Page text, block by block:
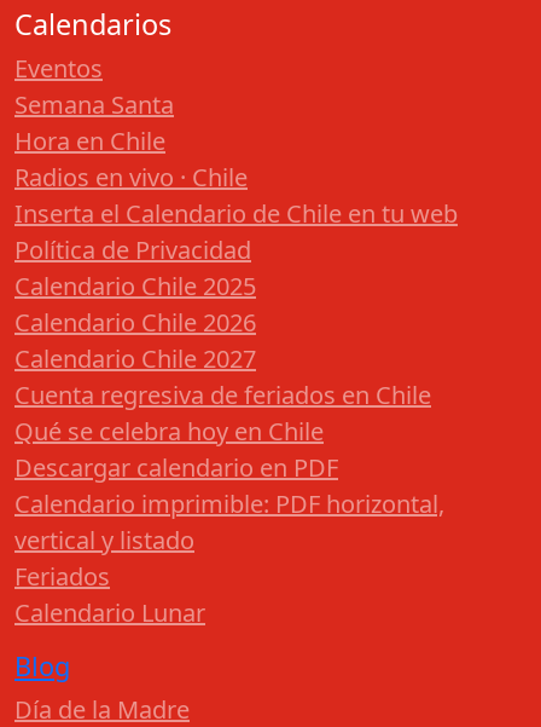
Calendarios
Eventos
Semana Santa
Hora en Chile
Radios en vivo · Chile
Inserta el Calendario de Chile en tu web
Política de Privacidad
Calendario Chile 2025
Calendario Chile 2026
Calendario Chile 2027
Cuenta regresiva de feriados en Chile
Qué se celebra hoy en Chile
Descargar calendario en PDF
Calendario imprimible: PDF horizontal,
vertical y listado
Feriados
Calendario Lunar
Blog
Día de la Madre